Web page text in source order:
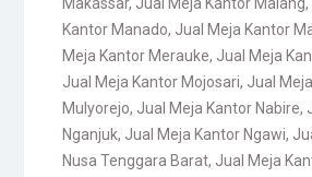
Kantor Manado, Jual Meja Kantor
Meja Kantor Merauke, Jual Meja
Jual Meja Kantor Mojosari, Jual
Mulyorejo, Jual Meja Kantor Nabire,
Nganjuk, Jual Meja Kantor Ngawi,
Nusa Tenggara Barat, Jual Meja